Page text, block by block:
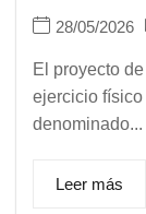
28/05/2026
El proyecto
ejercicio
denominado...
Leer más